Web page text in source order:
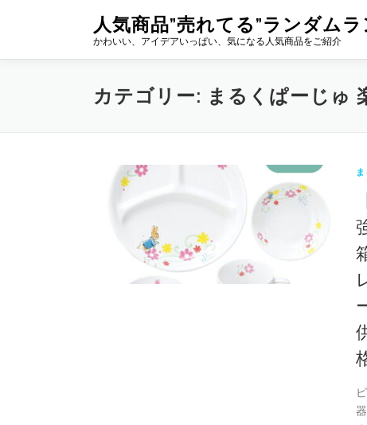
ン
人気商品”売れてる”ランダム
かわいい、アイデアいっぱい、気になる人気商品をご紹介
カテゴリー: まるくぱーじゅ